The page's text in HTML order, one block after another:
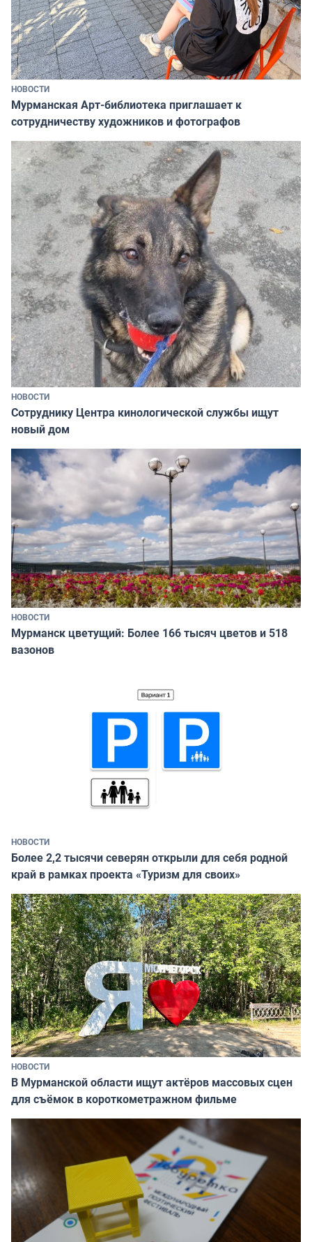
НОВОСТИ
Мурманская Арт-библиотека приглашает к
сотрудничеству художников и фотографов
НОВОСТИ
Сотруднику Центра кинологической службы ищут
новый дом
НОВОСТИ
Мурманск цветущий: Более 166 тысяч цветов и 518
вазонов
НОВОСТИ
Более 2,2 тысячи северян открыли для себя родной
край в рамках проекта «Туризм для своих»
НОВОСТИ
В Мурманской области ищут актёров массовых сцен
для съёмок в короткометражном фильме